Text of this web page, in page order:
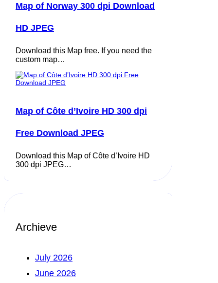
Map of Norway 300 dpi Download
HD JPEG
Download this Map free. If you need the
custom map…
Map of Côte d’Ivoire HD 300 dpi
Free Download JPEG
Download this Map of Côte d’Ivoire HD
300 dpi JPEG…
Archieve
July 2026
June 2026